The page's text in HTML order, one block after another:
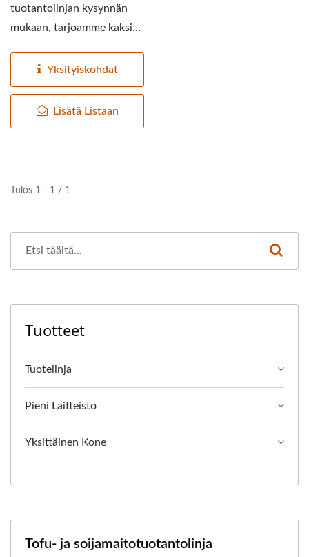
tuotantolinjan kysynnän
mukaan, tarjoamme kaksi
Yksityiskohdat
Lisätä Listaan
Tulos 1 - 1 / 1
Tuotteet
Tuotelinja
Pieni Laitteisto
Yksittäinen Kone
Tofu- ja soijamaitotuotantolinja